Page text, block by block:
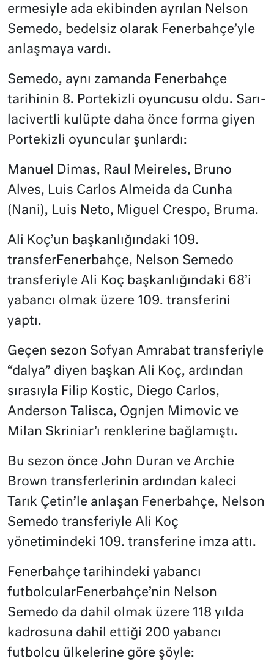
ermesiyle ada ekibinden ayrılan Nelson
Semedo, bedelsiz olarak Fenerbahçe’yle
anlaşmaya vardı.
Semedo, aynı zamanda Fenerbahçe
tarihinin 8. Portekizli oyuncusu oldu. Sarı-
lacivertli kulüpte daha önce forma giyen
Portekizli oyuncular şunlardı:
Manuel Dimas, Raul Meireles, Bruno
Alves, Luis Carlos Almeida da Cunha
(Nani), Luis Neto, Miguel Crespo, Bruma.
Ali Koç’un başkanlığındaki 109.
transferFenerbahçe, Nelson Semedo
transferiyle Ali Koç başkanlığındaki 68’i
yabancı olmak üzere 109. transferini
yaptı.
Geçen sezon Sofyan Amrabat transferiyle
“dalya” diyen başkan Ali Koç, ardından
sırasıyla Filip Kostic, Diego Carlos,
Anderson Talisca, Ognjen Mimovic ve
Milan Skriniar’ı renklerine bağlamıştı.
Bu sezon önce John Duran ve Archie
Brown transferlerinin ardından kaleci
Tarık Çetin’le anlaşan Fenerbahçe, Nelson
Semedo transferiyle Ali Koç
yönetimindeki 109. transferine imza attı.
Fenerbahçe tarihindeki yabancı
futbolcularFenerbahçe’nin Nelson
Semedo da dahil olmak üzere 118 yılda
kadrosuna dahil ettiği 200 yabancı
futbolcu ülkelerine göre şöyle: